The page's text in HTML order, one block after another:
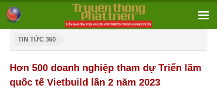
TIN TỨC 360
Hơn 500 doanh nghiệp tham dự Triển lãm
quốc tế Vietbuild lần 2 năm 2023